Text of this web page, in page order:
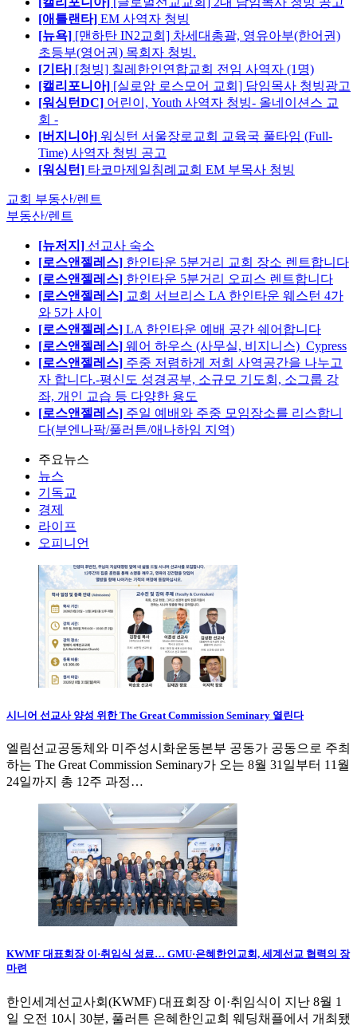
[애틀랜타] EM 사역자 청빙
[뉴욕] [맨하탄 IN2교회] 차세대총괄, 영유아부(한어권)
초등부(영어권) 목회자 청빙.
[기타] [청빙] 칠레한인연합교회 전임 사역자 (1명)
[캘리포니아] [실로암 로스모어 교회] 담임목사 청빙광고
[워싱턴DC] 어린이, Youth 사역자 청빙- 올네이션스 교
회 -
[버지니아] 워싱턴 서울장로교회 교육국 풀타임 (Full-
Time) 사역자 청빙 공고
[워싱턴] 타코마제일침례교회 EM 부목사 청빙
교회 부동산/렌트
부동산/렌트
[뉴저지] 선교사 숙소
[로스앤젤레스] 한인타운 5분거리 교회 장소 렌트합니다
[로스앤젤레스] 한인타운 5분거리 오피스 렌트합니다
[로스앤젤레스] 교회 서브리스 LA 한인타운 웨스턴 4가
와 5가 사이
[로스앤젤레스] LA 한인타운 예배 공간 쉐어합니다
[로스앤젤레스] 웨어 하우스 (사무실, 비지니스)_Cypress
[로스앤젤레스] 주중 저렴하게 저희 사역공간을 나누고
자 합니다.-평신도 성경공부, 소규모 기도회, 소그룹 강
좌, 개인 교습 등 다양한 용도
[로스앤젤레스] 주일 예배와 주중 모임장소를 리스합니
다(부엔나팍/풀러튼/애나하임 지역)
주요뉴스
뉴스
기독교
경제
라이프
오피니언
시니어 선교사 양성 위한 The Great Commission Seminary 열린다
엘림선교공동체와 미주성시화운동본부 공동가 공동으로 주최
하는 The Great Commission Seminary가 오는 8월 31일부터 11월
24일까지 총 12주 과정…
KWMF 대표회장 이·취임식 성료… GMU·은혜한인교회, 세계선교 협력의 장
마련
한인세계선교사회(KWMF) 대표회장 이·취임식이 지난 8월 1
일 오전 10시 30분, 풀러튼 은혜한인교회 웨딩채플에서 개최됐